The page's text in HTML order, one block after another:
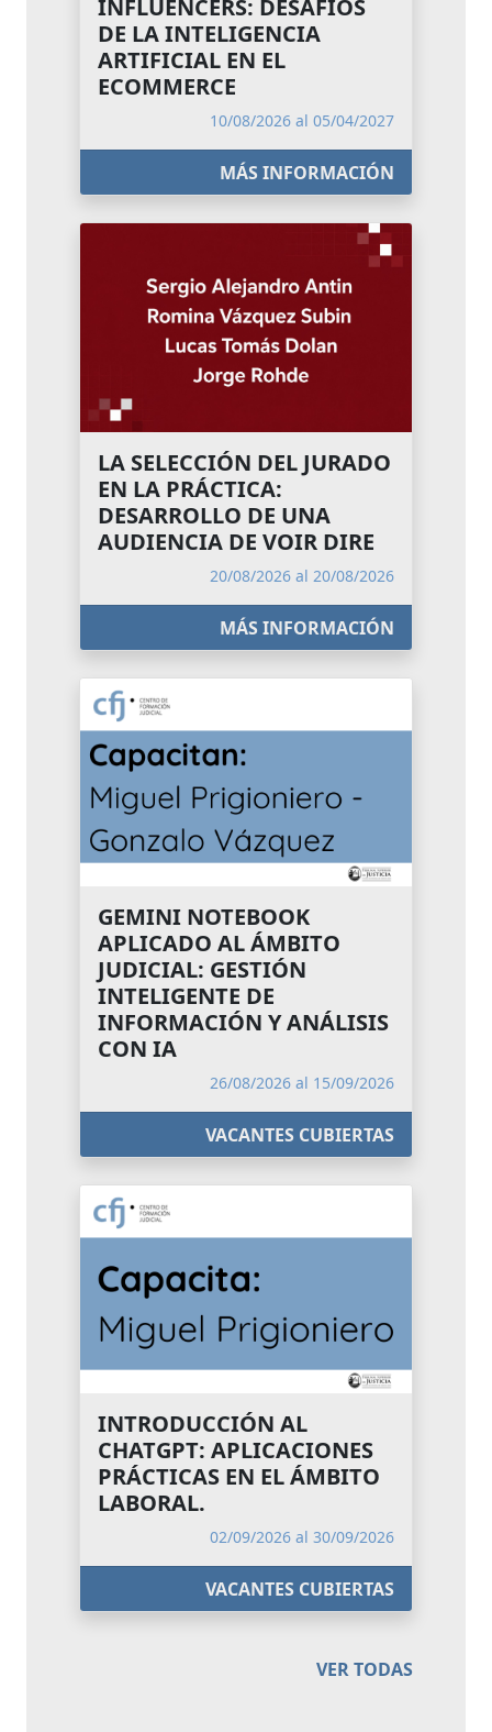
INFLUENCERS: DESAFÍOS
DE LA INTELIGENCIA
ARTIFICIAL EN EL
ECOMMERCE
10/08/2026 al 05/04/2027
MÁS INFORMACIÓN
LA SELECCIÓN DEL JURADO
EN LA PRÁCTICA:
DESARROLLO DE UNA
AUDIENCIA DE VOIR DIRE
20/08/2026 al 20/08/2026
MÁS INFORMACIÓN
GEMINI NOTEBOOK
APLICADO AL ÁMBITO
JUDICIAL: GESTIÓN
INTELIGENTE DE
INFORMACIÓN Y ANÁLISIS
CON IA
26/08/2026 al 15/09/2026
VACANTES CUBIERTAS
INTRODUCCIÓN AL
CHATGPT: APLICACIONES
PRÁCTICAS EN EL ÁMBITO
LABORAL.
02/09/2026 al 30/09/2026
VACANTES CUBIERTAS
VER TODAS